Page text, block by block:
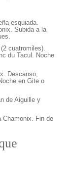
esquiada.
Subida a la
cuatromiles).
du Tacul. Noche
Descanso,
en Gite o
de Aiguille y
Chamonix. Fin de